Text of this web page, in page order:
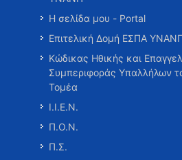
Η σελίδα μου - Portal
Επιτελική Δομή ΕΣΠΑ
Κώδικας Ηθικής και
Συμπεριφοράς Υπαλλήλων
Τομέα
Ι.Ι.Ε.Ν.
Π.Ο.Ν.
Π.Σ.